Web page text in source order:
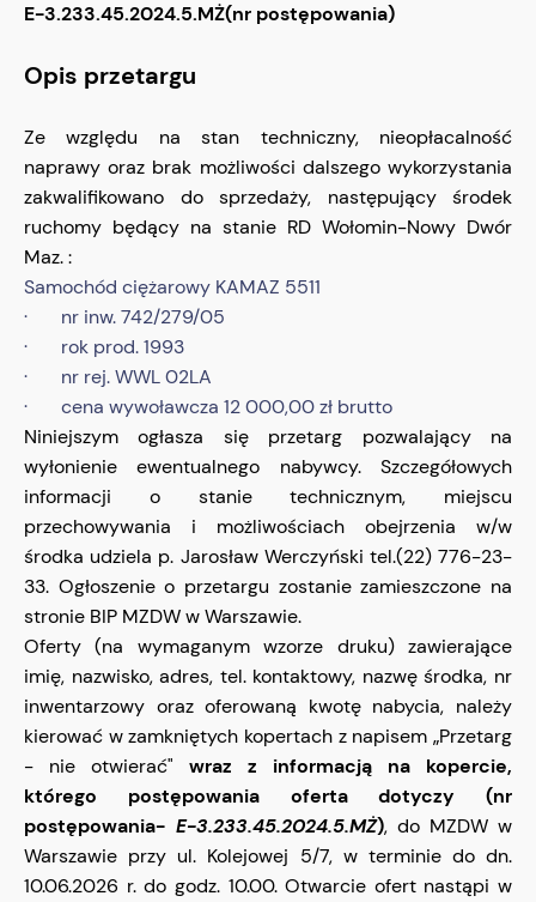
E-3.233.45.2024.5.MŻ(nr postępowania)
Opis przetargu
Ze względu na stan techniczny, nieopłacalność
naprawy oraz brak możliwości dalszego wykorzystania
zakwalifikowano do sprzedaży, następujący środek
ruchomy będący na stanie RD Wołomin-Nowy Dwór
Maz. :
Samochód ciężarowy KAMAZ 5511
· nr inw. 742/279/05
· rok prod. 1993
· nr rej. WWL 02LA
· cena wywoławcza 12 000,00 zł brutto
Niniejszym ogłasza się przetarg pozwalający na
wyłonienie ewentualnego nabywcy. Szczegółowych
informacji o stanie technicznym, miejscu
przechowywania i możliwościach obejrzenia w/w
środka udziela p. Jarosław Werczyński tel.(22) 776-23-
33. Ogłoszenie o przetargu zostanie zamieszczone na
stronie BIP MZDW w Warszawie.
Oferty (na wymaganym wzorze druku) zawierające
imię, nazwisko, adres, tel. kontaktowy, nazwę środka, nr
inwentarzowy oraz oferowaną kwotę nabycia, należy
kierować w zamkniętych kopertach z napisem „Przetarg
- nie otwierać" wraz z informacją na kopercie,
którego postępowania oferta dotyczy (nr
postępowania- E-3.233.45.2024.5.MŻ), do MZDW w
Warszawie przy ul. Kolejowej 5/7, w terminie do dn.
10.06.2026 r. do godz. 10.00. Otwarcie ofert nastąpi w